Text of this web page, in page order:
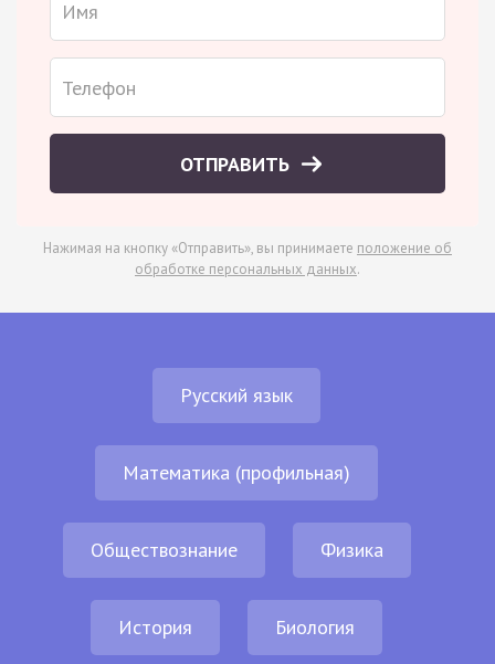
ОТПРАВИТЬ
Нажимая на кнопку «Отправить», вы принимаете положение об
обработке персональных данных.
Русский язык
Математика (профильная)
Обществознание Физика
История Биология